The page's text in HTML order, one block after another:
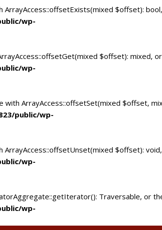
$offset):
wp-
$offset): mixed,
wp-
ArrayAccess::offsetSet(mixed $offset,
public/wp-
$offset):
wp-
Traversable, or
wp-